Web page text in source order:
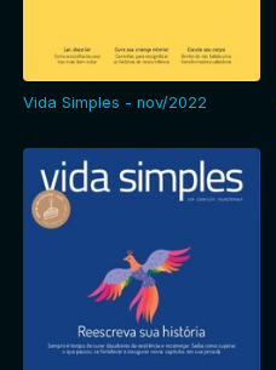
Vida Simples - nov/2022